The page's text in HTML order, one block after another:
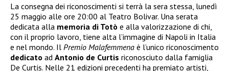
La consegna dei riconoscimenti si terrà la sera stessa, lunedì
25 maggio alle ore 20:00 al Teatro Bolivar. Una serata
dedicata alla memoria di Totò e alla valorizzazione di chi,
con il proprio lavoro, tiene alta l’immagine di Napoli in Italia
e nel mondo. Il Premio Malafemmena è l’unico riconoscimento
dedicato ad Antonio de Curtis riconosciuto dalla famiglia
De Curtis. Nelle 21 edizioni precedenti ha premiato artisti,